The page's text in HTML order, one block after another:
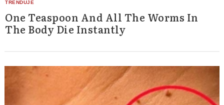
One Teaspoon And All The Worms In
The Body Die Instantly